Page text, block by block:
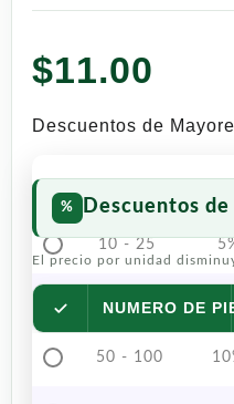
$11.00
Descuentos de
Descuentos
El precio por unidad
NUMERO DE
10 - 25
26 - 49
50 - 100